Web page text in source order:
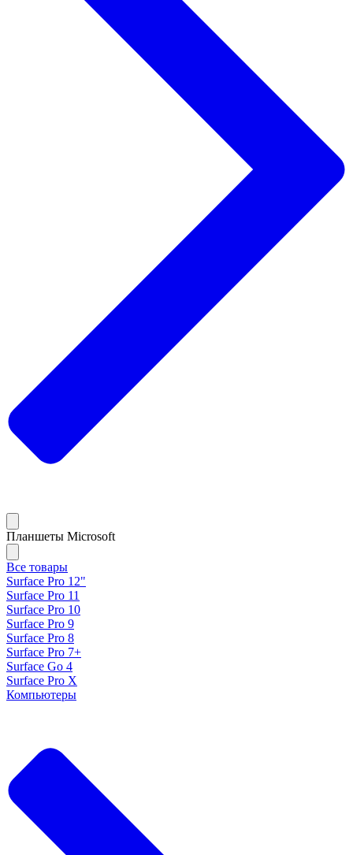
Планшеты Microsoft
Все товары
Surface Pro 12"
Surface Pro 11
Surface Pro 10
Surface Pro 9
Surface Pro 8
Surface Pro 7+
Surface Go 4
Surface Pro X
Компьютеры